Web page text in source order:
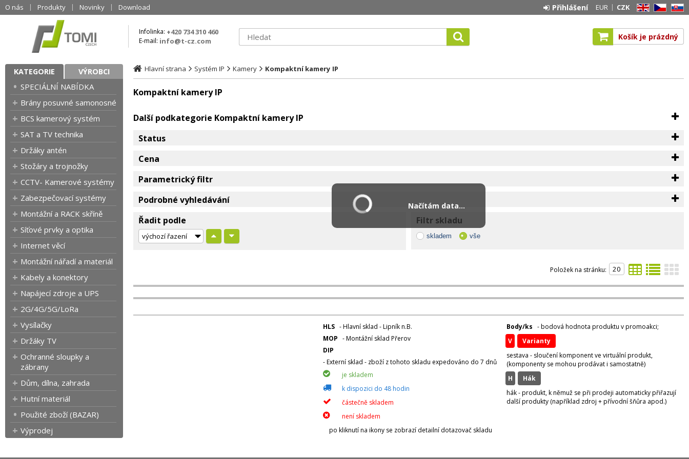
O nás Produkty Novinky Download EN CZ SK
EUR CZK
Přihlášení
Košík je prázdný
Infolinka: +420 734 310 460
E-mail: info@t-cz.com
KATEGORIE VÝROBCI
SPECIÁLNÍ NABÍDKA
Brány posuvné samonosné
BCS kamerový systém
SAT a TV technika
Držáky antén
Stožáry a trojnožky
CCTV- Kamerové systémy
Zabezpečovací systémy
Montážní a RACK skříně
Síťové prvky a optika
Internet věcí
Montážní nářadí a materiál
Kabely a konektory
Napájecí zdroje a UPS
2G/4G/5G/LoRa
Vysílačky
Držáky TV
Ochranné sloupky a
zábrany
Dům, dílna, zahrada
Hutní materiál
Použité zboží (BAZAR)
Výprodej
Hlavní strana Systém IP Kamery Kompaktní kamery IP
Kompaktní kamery IP
Další podkategorie Kompaktní kamery IP
Status
Cena
Parametrický filtr
Podrobné vyhledávání
Řadit podle
Filtr skladu
skladem vše
Položek na stránku:
HLS - Hlavní sklad - Lipník n.B.
MOP - Montážní sklad Přerov
DIP
- Externí sklad - zboží z tohoto skladu expedováno do 7 dnů
je skladem
k dispozici do 48 hodin
částečně skladem
není skladem
po kliknutí na ikony se zobrazí detailní dotazovač skladu
Body/ks - bodová hodnota produktu v promoakci;
v
varianty
sestava - sloučení komponent ve virtuální produkt,
(komponenty se mohou prodávat i samostatně)
H
hák
hák - produkt, k němuž se při prodeji automaticky přiřazují
další produkty (například zdroj + přívodní šňůra apod.)
Načítám data...